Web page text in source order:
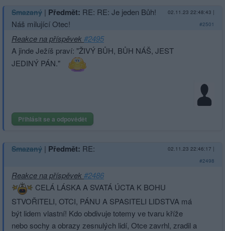
Smazaný | Předmět: RE: RE: Je jeden Bůh!
Náš milující Otec!
02.11.23 22:48:43 |
#2501
Reakce na příspěvek#2495
A jinde Ježíš praví: "ŽIVÝ BŮH, BŮH NÁŠ, JEST
JEDINÝ PÁN."
Přihlásit se a odpovědět
Smazaný | Předmět: RE: 02.11.23 22:46:17 |
#2498
Reakce na příspěvek#2486
CELÁ LÁSKA A SVATÁ ÚCTA K BOHU
STVOŘITELI, OTCI, PÁNU A SPASITELI LIDSTVA má
být lidem vlastní! Kdo obdivuje totemy ve tvaru kříže
nebo sochy a obrazy zesnulých lidí, Otce zavrhl, zradil a